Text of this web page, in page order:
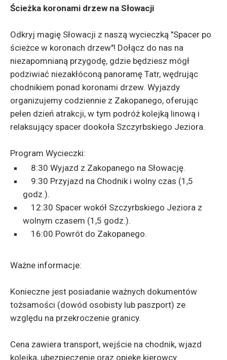
Ścieżka koronami drzew na Słowacji
Odkryj magię Słowacji z naszą wycieczką "Spacer po
ścieżce w koronach drzew"! Dołącz do nas na
niezapomnianą przygodę, gdzie będziesz mógł
podziwiać niezakłóconą panoramę Tatr, wędrując
chodnikiem ponad koronami drzew. Wyjazdy
organizujemy codziennie z Zakopanego, oferując
pełen dzień atrakcji, w tym podróż kolejką linową i
relaksujący spacer dookoła Szczyrbskiego Jeziora.
Program Wycieczki:
8:30 Wyjazd z Zakopanego na Słowację.
9:30 Przyjazd na Chodnik i wolny czas (1,5
godz.).
12:30 Spacer wokół Szczyrbskiego Jeziora z
wolnym czasem (1,5 godz.).
16:00 Powrót do Zakopanego.
Ważne informacje:
Konieczne jest posiadanie ważnych dokumentów
tożsamości (dowód osobisty lub paszport) ze
względu na przekroczenie granicy.
Cena zawiera transport, wejście na chodnik, wjazd
kolejką, ubezpieczenie oraz opiekę kierowcy.